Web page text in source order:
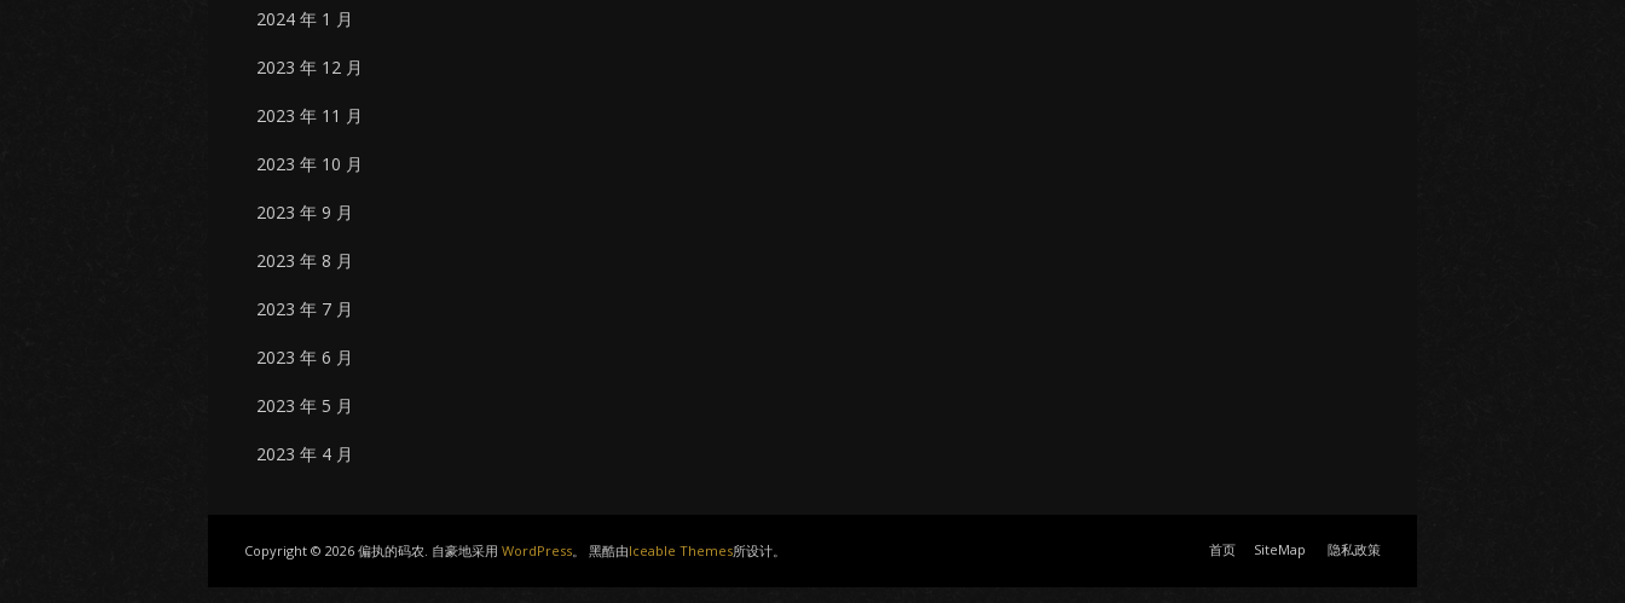
2024 年 1 月
2023 年 12 月
2023 年 11 月
2023 年 10 月
2023 年 9 月
2023 年 8 月
2023 年 7 月
2023 年 6 月
2023 年 5 月
2023 年 4 月
Copyright © 2026 偏执的码农. 自豪地采用 WordPress。 黑酷由Iceable Themes所设计。 首页 SiteMap 隐私政策